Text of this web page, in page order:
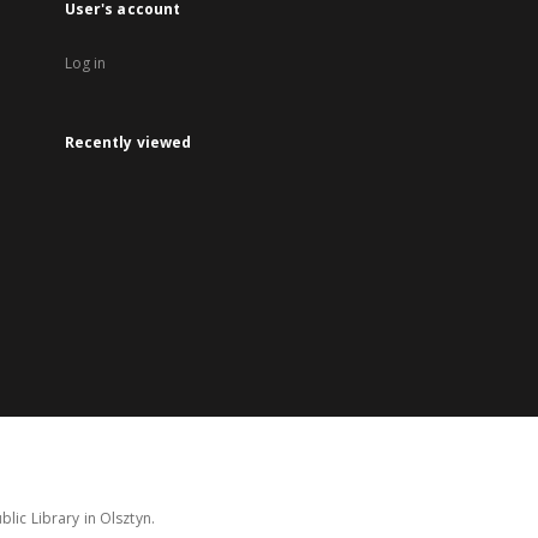
User's account
Log in
Recently viewed
Library in Olsztyn.